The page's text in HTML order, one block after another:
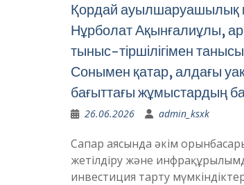
Қордай ауылшаруашылық
Нұрболат Ақынғалиұлы,
тыныс-тіршілігімен
Сонымен қатар, алдағы
бағыттағы жұмыстардың
26.06.2026 admin_ksxk
Сапар аясында әкім
жетілдіру және
инвестиция тарту